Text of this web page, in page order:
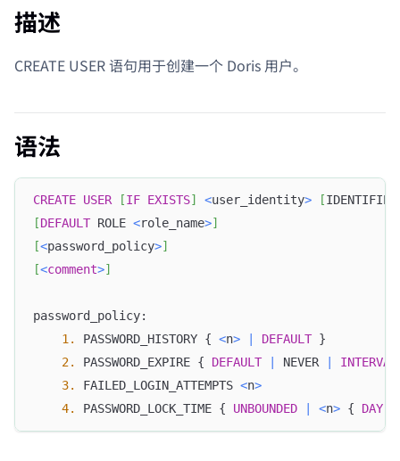
描述
CREATE USER 语句用于创建一个 Doris 用户。
语法
CREATE USER [IF EXISTS] <user_identity> [
[DEFAULT ROLE <role_name>]
[<password_policy>]
[<comment>]
password_policy:
1.
PASSWORD_HISTORY { <n> DEFAULT }
2.
PASSWORD_EXPIRE { DEFAULT NEVER
INTERVAL
3.
FAILED_LOGIN_ATTEMPTS <n>
4.
PASSWORD_LOCK_TIME { UNBOUNDED <n> { DAY